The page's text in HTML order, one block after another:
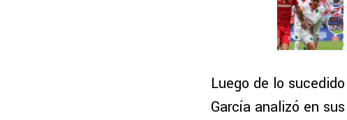
Luego de lo
García analizó en